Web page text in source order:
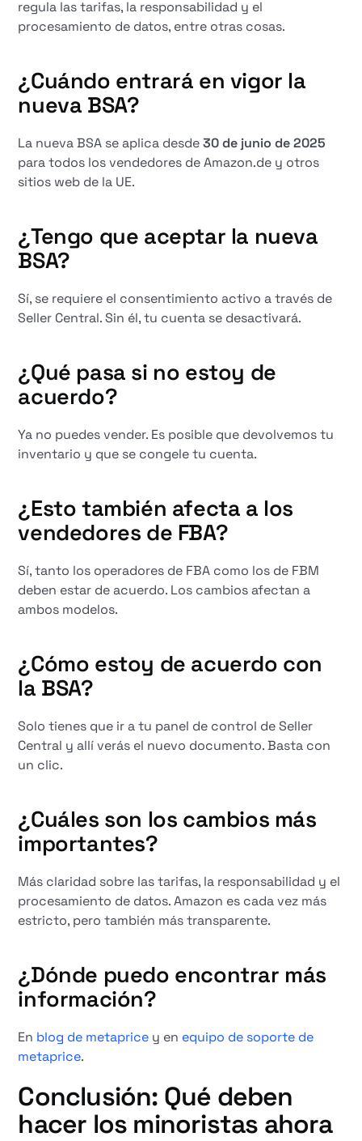
regula las tarifas, la responsabilidad y el
procesamiento de datos, entre otras cosas.
¿Cuándo entrará en vigor la
nueva BSA?
La nueva BSA se aplica desde30 de junio de 2025
para todos los vendedores de Amazon.de y otros
sitios web de la UE.
¿Tengo que aceptar la nueva
BSA?
Sí, se requiere el consentimiento activo a través de
Seller Central. Sin él, tu cuenta se desactivará.
¿Qué pasa si no estoy de
acuerdo?
Ya no puedes vender. Es posible que devolvemos tu
inventario y que se congele tu cuenta.
¿Esto también afecta a los
vendedores de FBA?
Sí, tanto los operadores de FBA como los de FBM
deben estar de acuerdo. Los cambios afectan a
ambos modelos.
¿Cómo estoy de acuerdo con
la BSA?
Solo tienes que ir a tu panel de control de Seller
Central y allí verás el nuevo documento. Basta con
un clic.
¿Cuáles son los cambios más
importantes?
Más claridad sobre las tarifas, la responsabilidad y el
procesamiento de datos. Amazon es cada vez más
estricto, pero también más transparente.
¿Dónde puedo encontrar más
información?
En blog de metaprice y en equipo de soporte de
metaprice.
Conclusión: Qué deben
hacer los minoristas ahora